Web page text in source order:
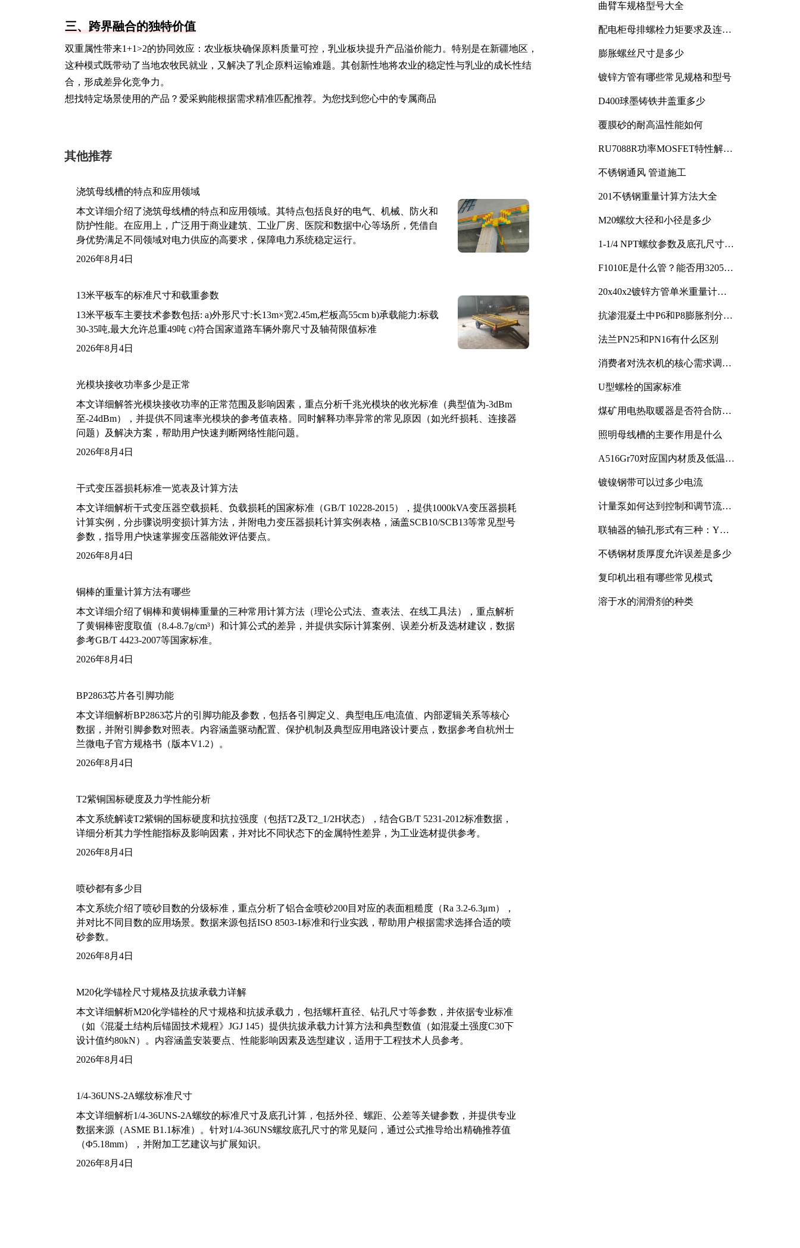
三、跨界融合的独特价值
双重属性带来1+1>2的协同效应：农业板块确保原料质量可控，乳业板块提升产品溢价能力。特别是在新疆地区，
这种模式既带动了当地农牧民就业，又解决了乳企原料运输难题。其创新性地将农业的稳定性与乳业的成长性结
合，形成差异化竞争力。
想找特定场景使用的产品？爱采购能根据需求精准匹配推荐。为您找到您心中的专属商品
其他推荐
浇筑母线槽的特点和应用领域
本文详细介绍了浇筑母线槽的特点和应用领域。其特点包括良好的电气、机械、防火和
防护性能。在应用上，广泛用于商业建筑、工业厂房、医院和数据中心等场所，凭借自
身优势满足不同领域对电力供应的高要求，保障电力系统稳定运行。
2026年8月4日
13米平板车的标准尺寸和载重参数
13米平板车主要技术参数包括: a)外形尺寸:长13m×宽2.45m,栏板高55cm b)承载能力:标载
30-35吨,最大允许总重49吨 c)符合国家道路车辆外廓尺寸及轴荷限值标准
2026年8月4日
光模块接收功率多少是正常
本文详细解答光模块接收功率的正常范围及影响因素，重点分析千兆光模块的收光标准（典型值为-3dBm
至-24dBm），并提供不同速率光模块的参考值表格。同时解释功率异常的常见原因（如光纤损耗、连接器
问题）及解决方案，帮助用户快速判断网络性能问题。
2026年8月4日
干式变压器损耗标准一览表及计算方法
本文详细解析干式变压器空载损耗、负载损耗的国家标准（GB/T 10228-2015），提供1000kVA变压器损耗
计算实例，分步骤说明变损计算方法，并附电力变压器损耗计算实例表格，涵盖SCB10/SCB13等常见型号
参数，指导用户快速掌握变压器能效评估要点。
2026年8月4日
铜棒的重量计算方法有哪些
本文详细介绍了铜棒和黄铜棒重量的三种常用计算方法（理论公式法、查表法、在线工具法），重点解析
了黄铜棒密度取值（8.4-8.7g/cm³）和计算公式的差异，并提供实际计算案例、误差分析及选材建议，数据
参考GB/T 4423-2007等国家标准。
2026年8月4日
BP2863芯片各引脚功能
本文详细解析BP2863芯片的引脚功能及参数，包括各引脚定义、典型电压/电流值、内部逻辑关系等核心
数据，并附引脚参数对照表。内容涵盖驱动配置、保护机制及典型应用电路设计要点，数据参考自杭州士
兰微电子官方规格书（版本V1.2）。
2026年8月4日
T2紫铜国标硬度及力学性能分析
本文系统解读T2紫铜的国标硬度和抗拉强度（包括T2及T2_1/2H状态），结合GB/T 5231-2012标准数据，
详细分析其力学性能指标及影响因素，并对比不同状态下的金属特性差异，为工业选材提供参考。
2026年8月4日
喷砂都有多少目
本文系统介绍了喷砂目数的分级标准，重点分析了铝合金喷砂200目对应的表面粗糙度（Ra 3.2-6.3μm），
并对比不同目数的应用场景。数据来源包括ISO 8503-1标准和行业实践，帮助用户根据需求选择合适的喷
砂参数。
2026年8月4日
M20化学锚栓尺寸规格及抗拔承载力详解
本文详细解析M20化学锚栓的尺寸规格和抗拔承载力，包括螺杆直径、钻孔尺寸等参数，并依据专业标准
（如《混凝土结构后锚固技术规程》JGJ 145）提供抗拔承载力计算方法和典型数值（如混凝土强度C30下
设计值约80kN）。内容涵盖安装要点、性能影响因素及选型建议，适用于工程技术人员参考。
2026年8月4日
1/4-36UNS-2A螺纹标准尺寸
本文详细解析1/4-36UNS-2A螺纹的标准尺寸及底孔计算，包括外径、螺距、公差等关键参数，并提供专业
数据来源（ASME B1.1标准）。针对1/4-36UNS螺纹底孔尺寸的常见疑问，通过公式推导给出精确推荐值
（Φ5.18mm），并附加工艺建议与扩展知识。
2026年8月4日
曲臂车规格型号大全
配电柜母排螺栓力矩要求及连接
膨胀螺丝尺寸是多少
镀锌方管有哪些常见规格和型号
D400球墨铸铁井盖重多少
覆膜砂的耐高温性能如何
RU7088R功率MOSFET特性解析
不锈钢通风 管道施工
201不锈钢重量计算方法大全
M20螺纹大径和小径是多少
1-1/4 NPT螺纹参数及底孔尺寸详
F1010E是什么管？能否用3205或
20x40x2镀锌方管单米重量计算
抗渗混凝土中P6和P8膨胀剂分别
法兰PN25和PN16有什么区别
消费者对洗衣机的核心需求调研
U型螺栓的国家标准
煤矿用电热取暖器是否符合防爆
照明母线槽的主要作用是什么
A516Gr70对应国内材质及低温冲
镀镍钢带可以过多少电流
计量泵如何达到控制和调节流量
联轴器的轴孔形式有三种：Y
不锈钢材质厚度允许误差是多少
复印机出租有哪些常见模式
溶于水的润滑剂的种类